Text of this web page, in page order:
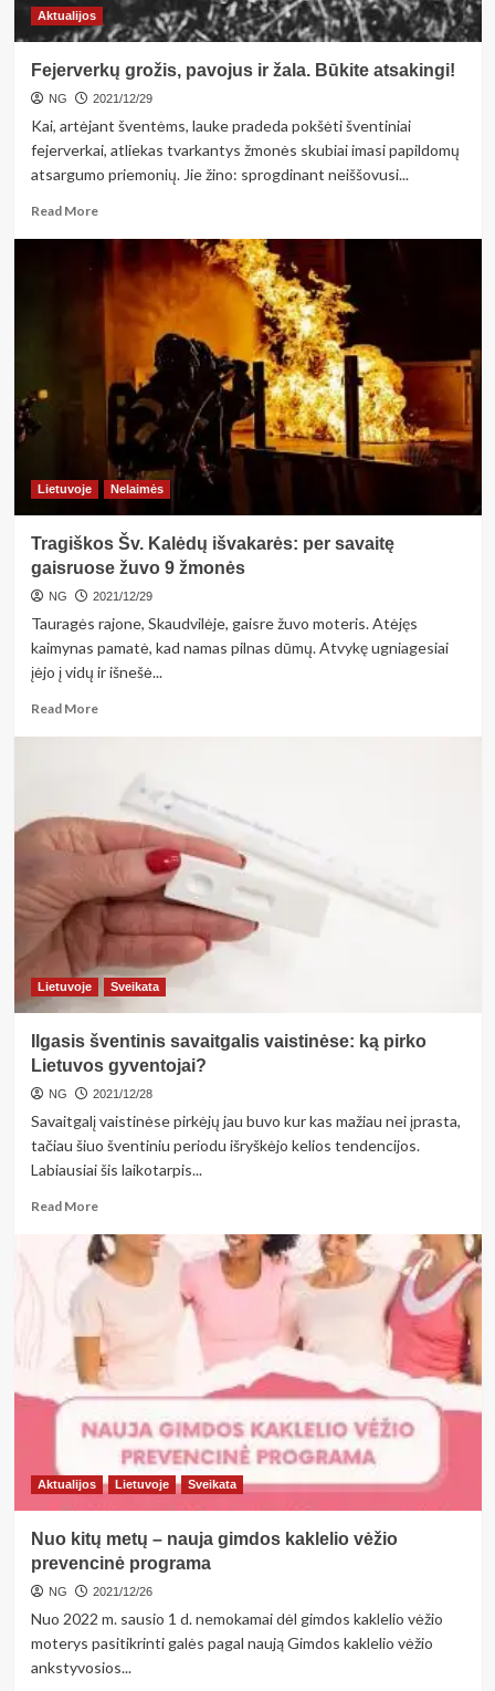
Aktualijos
Fejerverkų grožis, pavojus ir žala. Būkite atsakingi!
NG 2021/12/29
Kai, artėjant šventėms, lauke pradeda pokšėti šventiniai
fejerverkai, atliekas tvarkantys žmonės skubiai imasi papildomų
atsargumo priemonių. Jie žino: sprogdinant neiššovusi...
Read MoreRead
Fejerverkų
pavojus
Būkite
atsakingi!
Lietuvoje Nelaimės
Tragiškos Šv. Kalėdų išvakarės: per savaitę
gaisruose žuvo 9 žmonės
NG 2021/12/29
Tauragės rajone, Skaudvilėje, gaisre žuvo moteris. Atėjęs
kaimynas pamatė, kad namas pilnas dūmų. Atvykę ugniagesiai
įėjo į vidų ir išnešė...
Read MoreRead
Kalėdų
išvakarės:
per
savaitę
gaisruose
9
žmonės
Lietuvoje Sveikata
Ilgasis šventinis savaitgalis vaistinėse: ką pirko
Lietuvos gyventojai?
NG 2021/12/28
Savaitgalį vaistinėse pirkėjų jau buvo kur kas mažiau nei įprasta,
tačiau šiuo šventiniu periodu išryškėjo kelios tendencijos.
Labiausiai šis laikotarpis...
Read MoreRead
about
Ilgasis
šventinis
savaitgalis
vaistinėse:
ką
pirko
Lietuvos
Aktualijos Lietuvoje Sveikata
Nuo kitų metų – nauja gimdos kaklelio vėžio
prevencinė programa
NG 2021/12/26
Nuo 2022 m. sausio 1 d. nemokamai dėl gimdos kaklelio vėžio
moterys pasitikrinti galės pagal naują Gimdos kaklelio vėžio
ankstyvosios...